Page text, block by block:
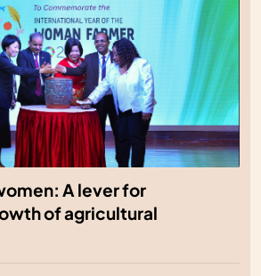
A lever for
of agricultural